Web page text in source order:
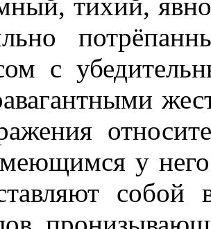
с
у него
собой